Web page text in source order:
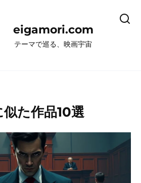
eigamori.com
テーマで巡る、映画宇宙
似た作品10選